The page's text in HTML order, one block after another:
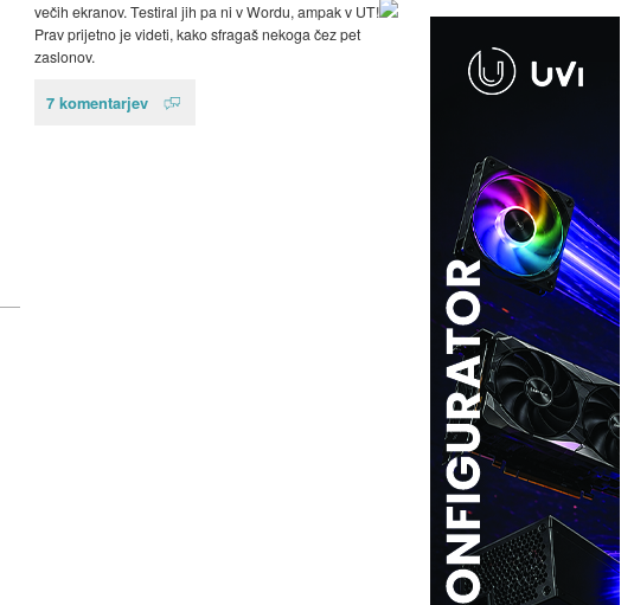
večih ekranov. Testiral jih pa ni v Wordu, ampak v UT!
Prav prijetno je videti, kako sfragaš nekoga čez pet
zaslonov.
7 komentarjev